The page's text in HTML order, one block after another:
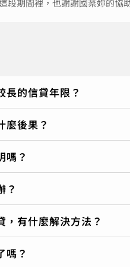
長的信貸年限？
麼後果？
嗎？
？
，有什麼解決方法？
嗎？